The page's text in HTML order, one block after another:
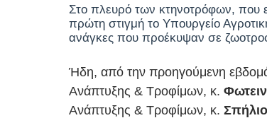
Στο πλευρό των κτηνοτρόφων, που
πρώτη στιγμή το Υπουργείο
ανάγκες που προέκυψαν σε
Ήδη, από την προηγούμενη
Ανάπτυξης & Τροφίμων, κ.
Ανάπτυξης & Τροφίμων, κ.